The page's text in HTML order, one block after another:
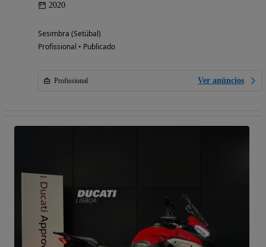
2020
Sesimbra (Setúbal)
Profissional • Publicado
Profissional Ver anúncios